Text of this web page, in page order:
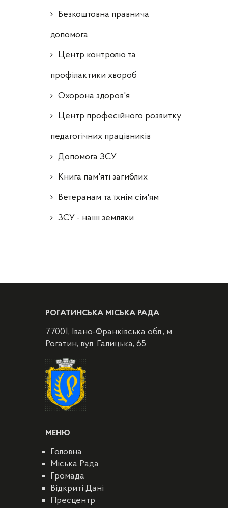
Безкоштовна правнича
допомога
Центр контролю та
профілактики хвороб
Охорона здоров'я
Центр професійного розвитку
педагогічних працівників
Допомога ЗСУ
Книга пам'яті загиблих
Ветеранам та їхнім сім'ям
ЗСУ - наші земляки
РОГАТИНСЬКА МІСЬКА РАДА
77001, Івано-Франківська обл., м.
Рогатин, вул. Галицька, 65
МЕНЮ
Головна
Міська Рада
Громада
Відкриті Дані
Пресцентр